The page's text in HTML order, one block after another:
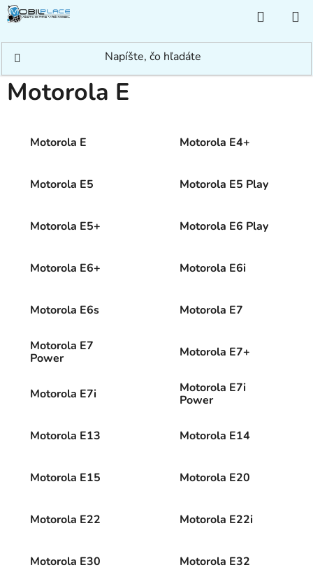
Prejsť
na
KOŠÍK
Motorola Motorola E
Motorola E
Motorola E Motorola E4+
Motorola E5 Motorola E5 Play
Motorola E5+ Motorola E6 Play
Motorola E6+ Motorola E6i
Motorola E6s Motorola E7
Motorola E7
Power
Motorola E7+
Motorola E7i
Motorola E7i
Power
Motorola E13 Motorola E14
Motorola E15 Motorola E20
Motorola E22 Motorola E22i
Motorola E30 Motorola E32